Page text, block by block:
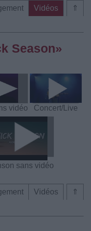
⇑
Vidéos
Season»
vidéo Concert/Live
sans vidéo
⇑
Vidéos